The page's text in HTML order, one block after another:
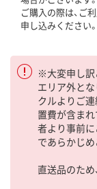
ご購入の際は、ご
申し込みください。
※大変申し訳
エリア外とな
クルよりご
置費が含まれ
者より事前
であらかじ
直送品のため